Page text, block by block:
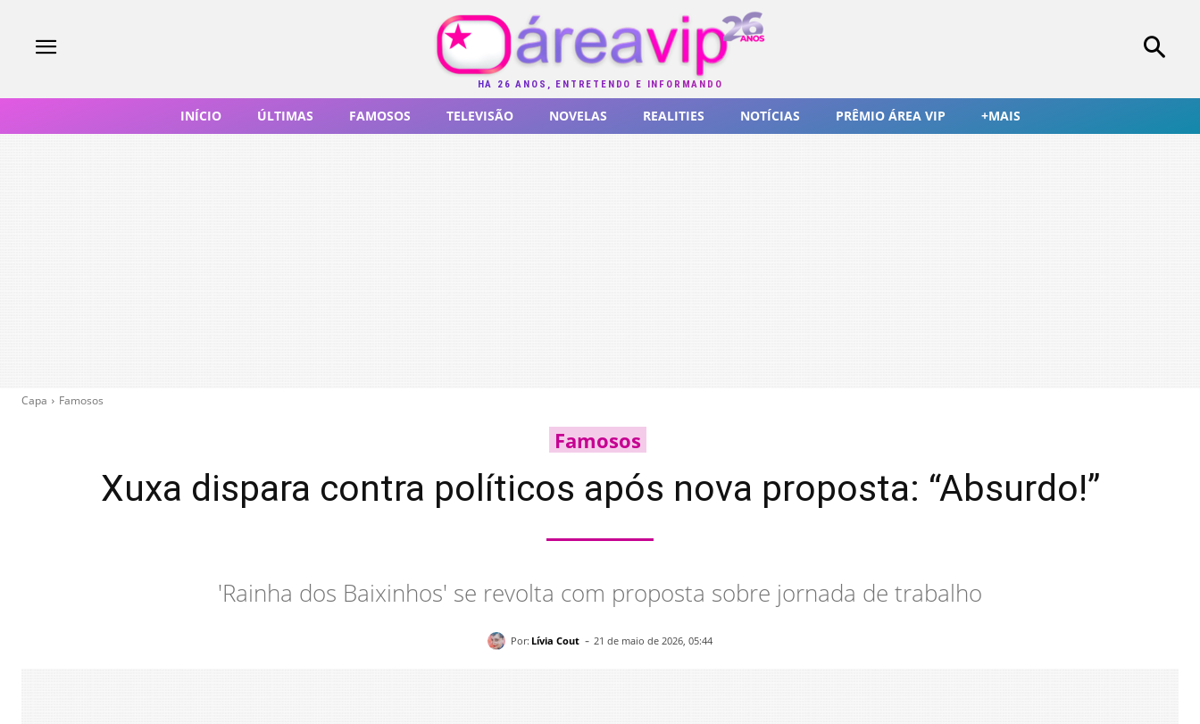
HÁ 26 ANOS, ENTRETENDO E INFORMANDO
INÍCIO ÚLTIMAS FAMOSOS TELEVISÃO NOVELAS REALITIES NOTÍCIAS PRÊMIO ÁREA VIP +MAIS
Capa Famosos
Famosos
Xuxa dispara contra políticos após nova proposta: “Absurdo!”
'Rainha dos Baixinhos' se revolta com proposta sobre jornada de trabalho
Por: Lívia Cout - 21 de maio de 2026, 05:44